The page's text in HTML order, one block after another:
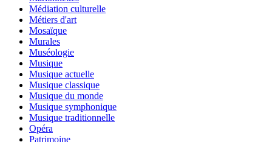
Médiation culturelle
Métiers d'art
Mosaïque
Murales
Muséologie
Musique
Musique actuelle
Musique classique
Musique du monde
Musique symphonique
Musique traditionnelle
Opéra
Patrimoine